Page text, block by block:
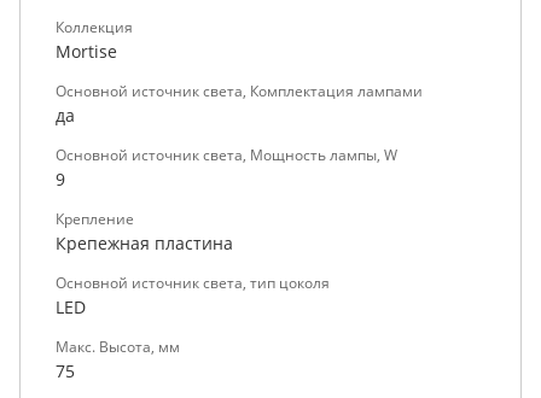
Коллекция
Mortise
Основной источник света, Комплектация лампами
да
Основной источник света, Мощность лампы, W
9
Крепление
Крепежная пластина
Основной источник света, тип цоколя
LED
Макс. Высота, мм
75